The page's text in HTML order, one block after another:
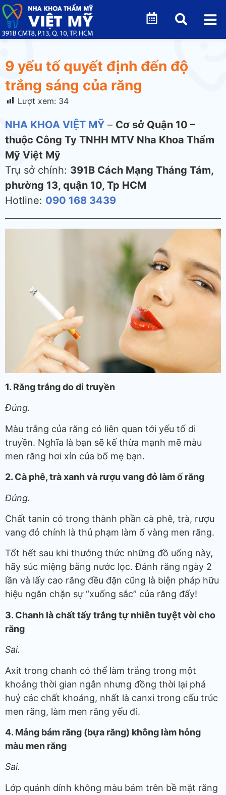
9 yếu tố quyết định đến độ
trắng sáng của răng
Lượt xem: 34
NHA KHOA VIỆT MỸ – Cơ sở Quận 10 –
thuộc Công Ty TNHH MTV Nha Khoa Thẩm
Mỹ Việt Mỹ
Trụ sở chính: 391B Cách Mạng Tháng Tám,
phường 13, quận 10, Tp HCM
Hotline: 090 168 3439
1. Răng trắng do di truyền
Đúng.
Màu trắng của răng có liên quan tới yếu tố di
truyền. Nghĩa là bạn sẽ kế thừa mạnh mẽ màu
men răng hơi xỉn của bố mẹ bạn.
2. Cà phê, trà xanh và rượu vang đỏ làm ố răng
Đúng.
Chất tanin có trong thành phần cà phê, trà, rượu
vang đỏ chính là thủ phạm làm ố vàng men răng.
Tốt hết sau khi thưởng thức những đồ uống này,
hãy súc miệng bằng nước lọc. Đánh răng ngày 2
lần và lấy cao răng đều đặn cũng là biện pháp hữu
hiệu ngăn chặn sự “xuống sắc” của răng đấy!
3. Chanh là chất tẩy trắng tự nhiên tuyệt vời cho
răng
Sai.
Axit trong chanh có thể làm trắng trong một
khoảng thời gian ngắn nhưng đồng thời lại phá
huỷ các chất khoáng, nhất là canxi trong cấu trúc
men răng, làm men răng yếu đi.
4. Mảng bám răng (bựa răng) không làm hỏng
màu men răng
Sai.
Lớp quánh dính không màu bám trên bề mặt răng